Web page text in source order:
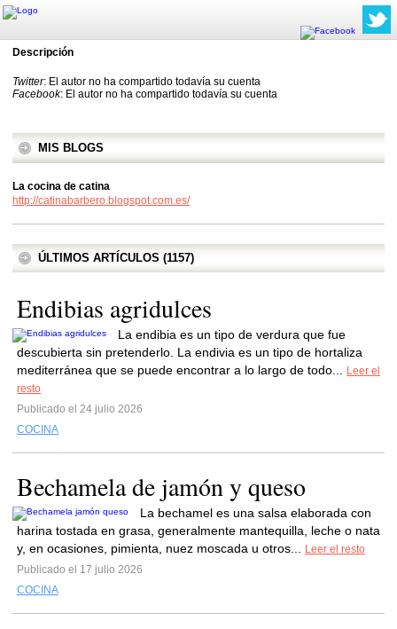
Descripción
Twitter: El autor no ha compartido todavía su cuenta
Facebook: El autor no ha compartido todavía su cuenta
MIS BLOGS
La cocina de catina
http://catinabarbero.blogspot.com.es/
ÚLTIMOS ARTÍCULOS (1157)
Endibias agridulces
La endibia es un tipo de verdura que fue
descubierta sin pretenderlo. La endivia es un tipo de hortaliza
mediterránea que se puede encontrar a lo largo de todo...
Leer el
resto
Publicado el 24 julio 2026
COCINA
Bechamela de jamón y queso
La bechamel es una salsa elaborada con
harina tostada en grasa, generalmente mantequilla, leche o nata
y, en ocasiones, pimienta, nuez moscada u otros...
Leer el resto
Publicado el 17 julio 2026
COCINA